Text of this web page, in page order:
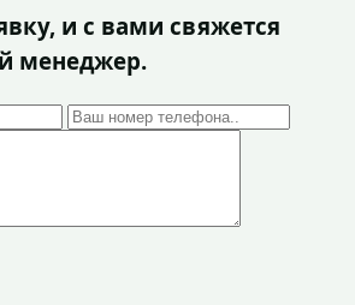
и с вами свяжется
менеджер.